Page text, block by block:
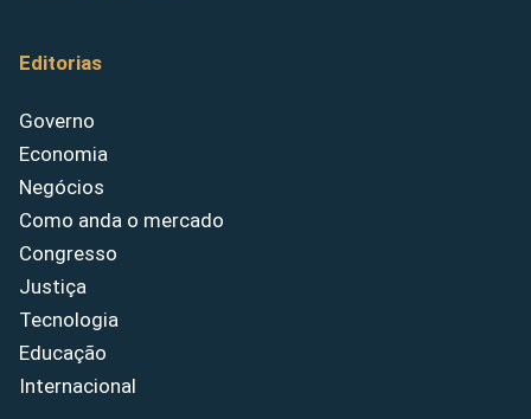
Editorias
Governo
Economia
Negócios
Como anda o mercado
Congresso
Justiça
Tecnologia
Educação
Internacional